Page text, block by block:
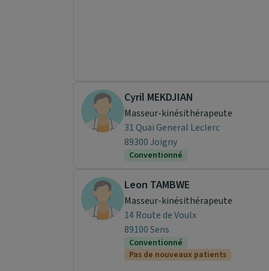
Cyril MEKDJIAN
Masseur-kinésithérapeute
31 Quai General Leclerc
89300 Joigny
Conventionné
Leon TAMBWE
Masseur-kinésithérapeute
14 Route de Voulx
89100 Sens
Conventionné
Pas de nouveaux patients